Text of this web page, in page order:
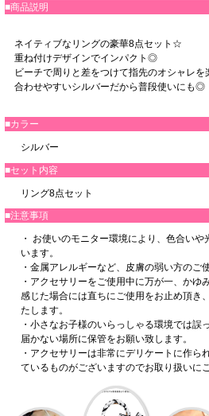
■商品説明
ネイティブなリングの豪華8点セット☆
重ね付けデザインでインパクト◎
ビーチで周りと差をつけて指先のオシャレを
合わせやすいシルバーだから普段使いにも◎
■カラー
シルバー
■セット内容
リング8点セット
■注意事項
・ お使いのモニター環境により、色合い
います。
・金属アレルギーなど、皮膚の弱い方のご
・アクセサリーをご使用中に万が一、かゆ
感じた場合には直ちにご使用をお止め頂き
たします。
・小さなお子様のいらっしゃる環境では誤
届かない場所に保管をお願い致します。
・アクセサリーは非常にデリケートに作ら
ているものがございますのでお取り扱いに